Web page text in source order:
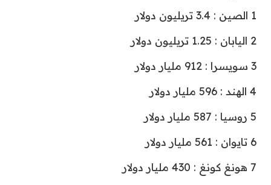
1 الصين : 3.4 تريليون دولار
2 اليابان : 1.25 تريليون دولار
3 سويسرا : 912 مليار دولار
4 الهند : 596 مليار دولار
5 روسيا : 587 مليار دولار
6 تايوان : 561 مليار دولار
7 هونغ كونغ : 430 مليار دولار